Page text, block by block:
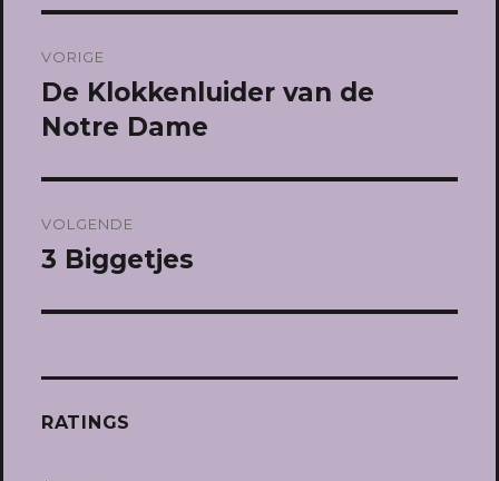
navigatie
VORIGE
Vorig
bericht:
De Klokkenluider van de
Notre Dame
VOLGENDE
Volgend
3 Biggetjes
RATINGS